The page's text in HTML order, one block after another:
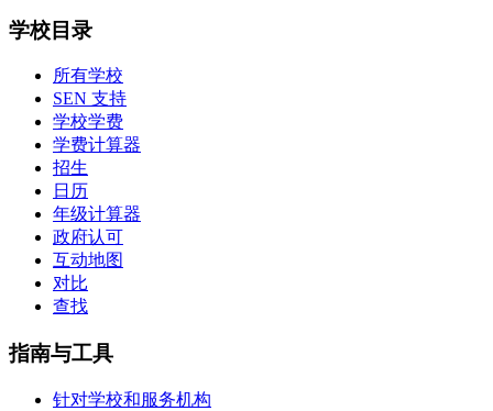
学校目录
所有学校
SEN 支持
学校学费
学费计算器
招生
日历
年级计算器
政府认可
互动地图
对比
查找
指南与工具
针对学校和服务机构